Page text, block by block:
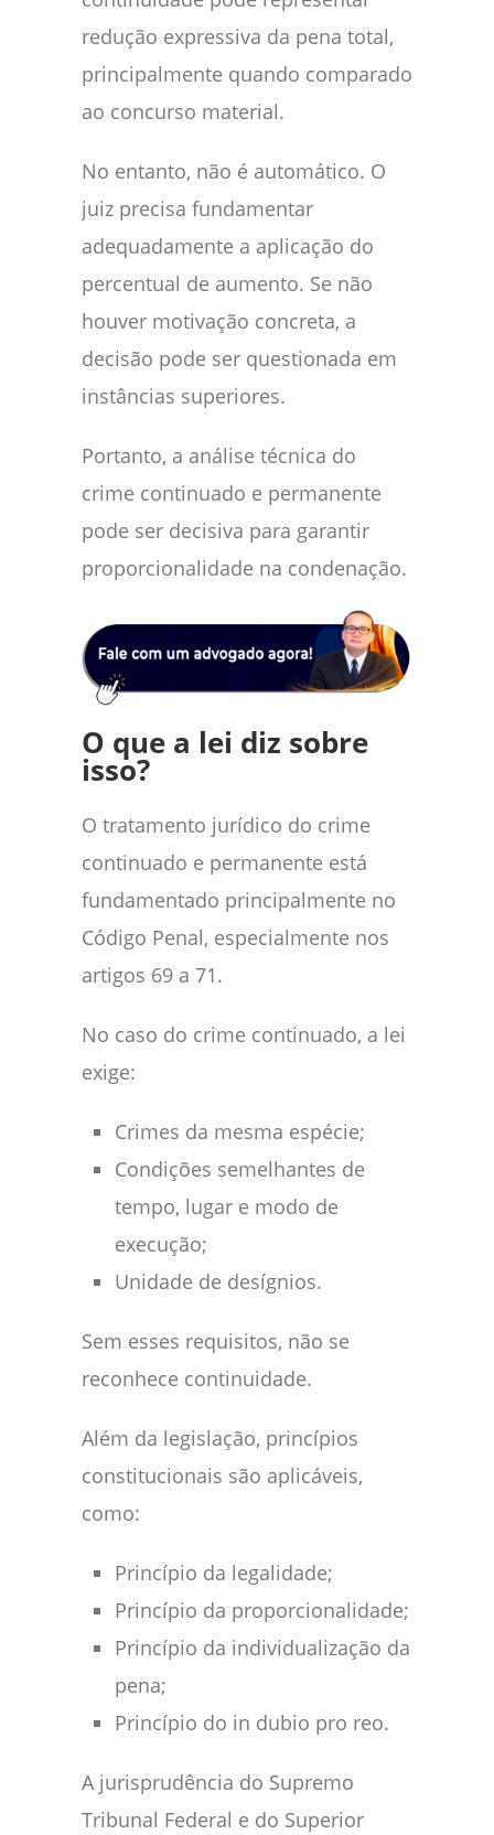
redução expressiva da pena total,
principalmente quando comparado
ao concurso material.
No entanto, não é automático. O
juiz precisa fundamentar
adequadamente a aplicação do
percentual de aumento. Se não
houver motivação concreta, a
decisão pode ser questionada em
instâncias superiores.
Portanto, a análise técnica do
crime continuado e permanente
pode ser decisiva para garantir
proporcionalidade na condenação.
O que a lei diz sobre
isso?
O tratamento jurídico do crime
continuado e permanente está
fundamentado principalmente no
Código Penal, especialmente nos
artigos 69 a 71.
No caso do crime continuado, a lei
exige:
Crimes da mesma espécie;
Condições semelhantes de
tempo, lugar e modo de
execução;
Unidade de desígnios.
Sem esses requisitos, não se
reconhece continuidade.
Além da legislação, princípios
constitucionais são aplicáveis,
como:
Princípio da legalidade;
Princípio da proporcionalidade;
Princípio da individualização da
pena;
Princípio do in dubio pro reo.
A jurisprudência do Supremo
Tribunal Federal e do Superior